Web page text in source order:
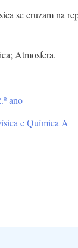
se cruzam na
Atmosfera.
ano
e Química A